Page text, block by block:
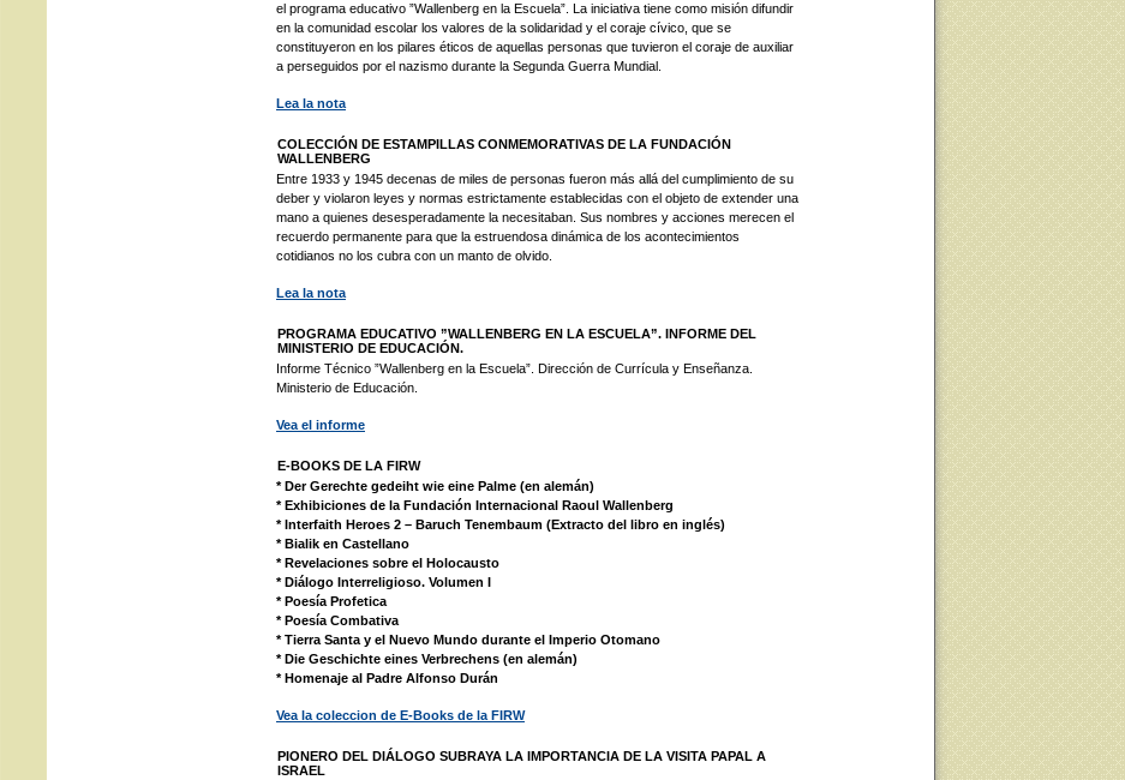
el programa educativo ”Wallenberg en la Escuela”. La iniciativa tiene como misión difundir
en la comunidad escolar los valores de la solidaridad y el coraje cívico, que se
constituyeron en los pilares éticos de aquellas personas que tuvieron el coraje de auxiliar
a perseguidos por el nazismo durante la Segunda Guerra Mundial.
Lea la nota
COLECCIÓN DE ESTAMPILLAS CONMEMORATIVAS DE LA FUNDACIÓN
WALLENBERG
Entre 1933 y 1945 decenas de miles de personas fueron más allá del cumplimiento de su
deber y violaron leyes y normas estrictamente establecidas con el objeto de extender una
mano a quienes desesperadamente la necesitaban. Sus nombres y acciones merecen el
recuerdo permanente para que la estruendosa dinámica de los acontecimientos
cotidianos no los cubra con un manto de olvido.
Lea la nota
PROGRAMA EDUCATIVO ”WALLENBERG EN LA ESCUELA”. INFORME DEL
MINISTERIO DE EDUCACIÓN.
Informe Técnico ”Wallenberg en la Escuela”. Dirección de Currícula y Enseñanza.
Ministerio de Educación.
Vea el informe
E-BOOKS DE LA FIRW
* Der Gerechte gedeiht wie eine Palme (en alemán)
* Exhibiciones de la Fundación Internacional Raoul Wallenberg
* Interfaith Heroes 2 – Baruch Tenembaum (Extracto del libro en inglés)
* Bialik en Castellano
* Revelaciones sobre el Holocausto
* Diálogo Interreligioso. Volumen I
* Poesía Profetica
* Poesía Combativa
* Tierra Santa y el Nuevo Mundo durante el Imperio Otomano
* Die Geschichte eines Verbrechens (en alemán)
* Homenaje al Padre Alfonso Durán
Vea la coleccion de E-Books de la FIRW
PIONERO DEL DIÁLOGO SUBRAYA LA IMPORTANCIA DE LA VISITA PAPAL A
ISRAEL